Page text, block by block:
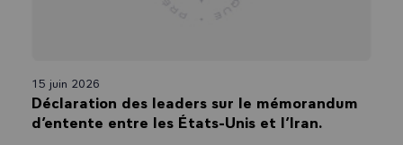
15 juin 2026
Déclaration des leaders sur le mémorandum
d’entente entre les États-Unis et l’Iran.